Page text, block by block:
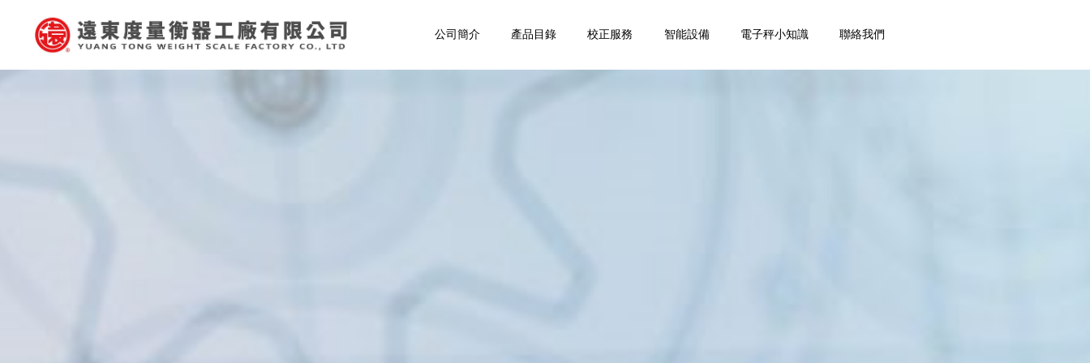
公司簡介 產品目錄 校正服務 智能設備 電子秤小知識 聯絡我們